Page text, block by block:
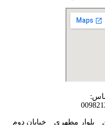
_ بلوار مطهری _ خیابان دوم